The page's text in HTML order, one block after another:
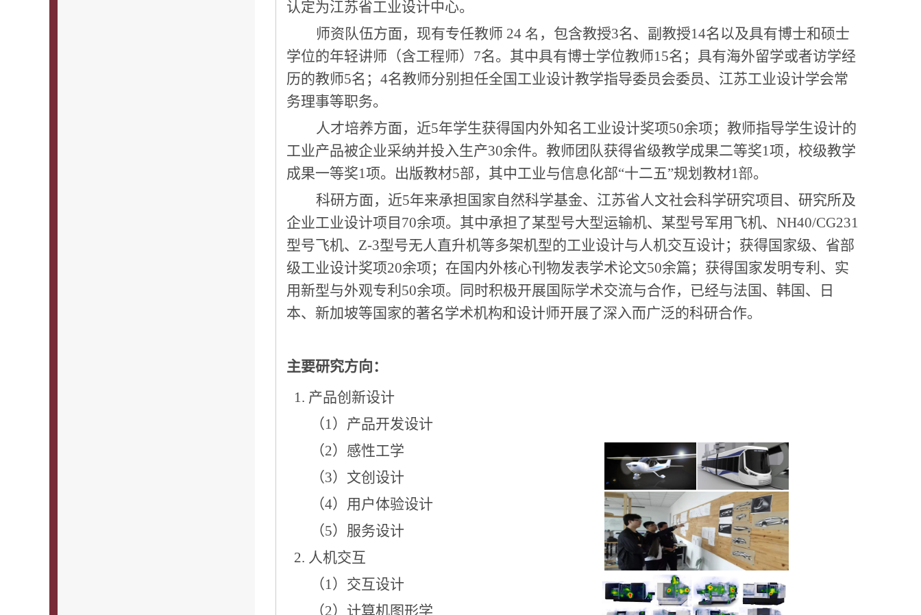
认定为江苏省工业设计中心。
师资队伍方面，现有专任教师 24 名 ，包含教授3名、副教授14名以及具有博士和硕士
学位的年轻讲师（含工程师） 7名。其中具有博士学位教师15名；具有海外留学或者访学经
历的教师5名； 4名教师分别担任全国工业设计教学指导委员会委员、江苏工业设计学会常
务理事等职务。
人才培养方面，近5年学生获得国内外知名工业设计奖项50余项；教师指导学生设计的
工业产品被企业采纳并投入生产30余件。教师团队获得省级教学成果二等奖1项，校级教学
成果一等奖1项。出版教材5部，其中工业与信息化部“十二五”规划教材1部。
科研方面，近5年来承担国家自然科学基金、江苏省人文社会科学研究项目、研究所及
企业工业设计项目 70余项。其中承担了某型号大型运输机、某型号军用飞机、 NH40/CG231
型号飞机、 Z-3型号无人直升机等多架机型的工业设计与人机交互设计；获得国家级、省部
级工业设计奖项20余项；在国内外核心刊物发表学术论文50余篇；获得国家发明专利、实
用新型与外观专利 50余项。同时积极开展国际学术交流与合作，已经与法国、韩国、日
本、新加坡等国家的著名学术机构和设计师开展了深入而广泛的科研合作。
主要研究方向：
1. 产品创新设计
（1）产品开发设计
（2）感性工学
（3）文创设计
（4）用户体验设计
（5）服务设计
2. 人机交互
（1）交互设计
（2）计算机图形学